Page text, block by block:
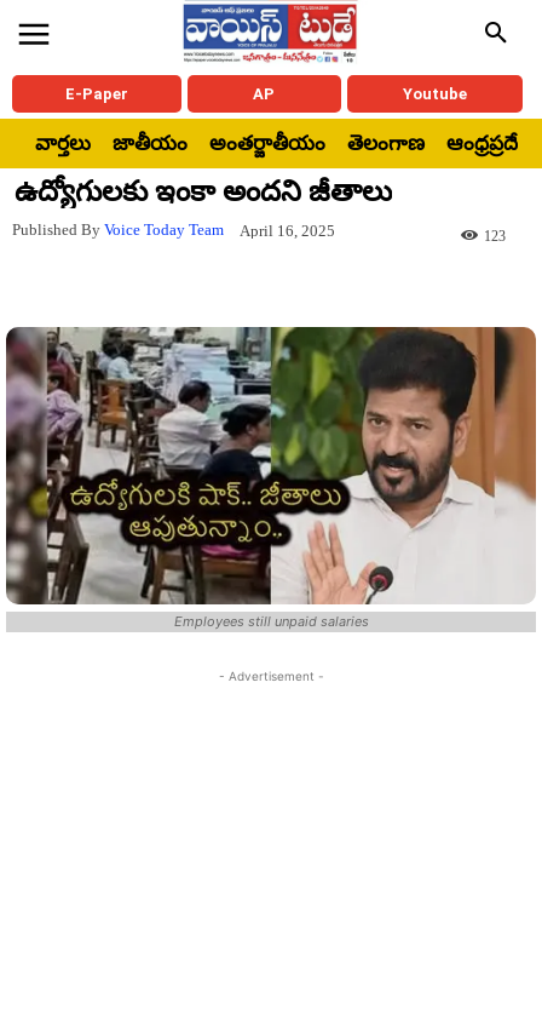
E-Paper AP Youtube
వార్తలు జాతీయం అంతర్జాతీయం తెలంగాణ ఆంధ్రప్రదేశ్
ఉద్యోగులకు ఇంకా అందని జీతాలు
Published By Voice Today Team April 16, 2025 123
Employees still unpaid salaries
- Advertisement -